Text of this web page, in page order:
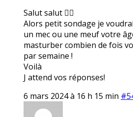
Salut salut ✌🏼
Alors petit sondage je
un mec ou une meuf votre
masturber combien de fois
par semaine !
Voilà
J attend vos réponses!
6 mars 2024 à 16 h 15 min